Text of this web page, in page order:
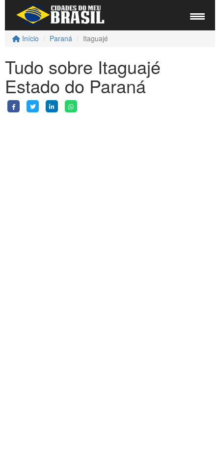
Início Paraná Itaguajé
Tudo sobre Itaguajé
Estado do Paraná